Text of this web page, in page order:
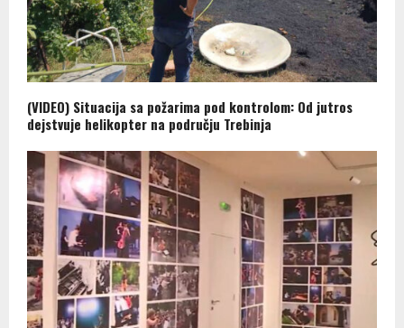
(VIDEO) Situacija sa požarima pod kontrolom: Od jutros
dejstvuje helikopter na području Trebinja